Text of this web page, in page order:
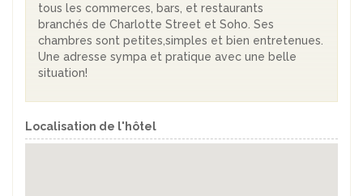
tous les commerces, bars, et restaurants
branchés de Charlotte Street et Soho. Ses
chambres sont petites,simples et bien entretenues.
Une adresse sympa et pratique avec une belle
situation!
Localisation de l'hôtel